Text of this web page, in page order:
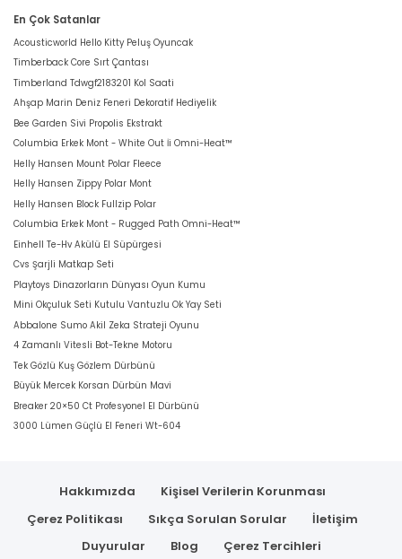
En Çok Satanlar
Acousticworld Hello Kitty Peluş Oyuncak
Timberback Core Sırt Çantası
Timberland Tdwgf2183201 Kol Saati
Ahşap Marin Deniz Feneri Dekoratif Hediyelik
Bee Garden Sivi Propolis Ekstrakt
Columbia Erkek Mont - White Out İi Omni-Heat™
Helly Hansen Mount Polar Fleece
Helly Hansen Zippy Polar Mont
Helly Hansen Block Fullzip Polar
Columbia Erkek Mont - Rugged Path Omni-Heat™
Einhell Te-Hv Akülü El Süpürgesi
Cvs Şarjli Matkap Seti
Playtoys Dinazorların Dünyası Oyun Kumu
Mini Okçuluk Seti Kutulu Vantuzlu Ok Yay Seti
Abbalone Sumo Akil Zeka Strateji Oyunu
4 Zamanlı Vitesli Bot-Tekne Motoru
Tek Gözlü Kuş Gözlem Dürbünü
Büyük Mercek Korsan Dürbün Mavi
Breaker 20×50 Ct Profesyonel El Dürbünü
3000 Lümen Güçlü El Feneri Wt-604
Hakkımızda
Kişisel Verilerin Korunması
Çerez Politikası
Sıkça Sorulan Sorular
İletişim
Duyurular
Blog Çerez Tercihleri